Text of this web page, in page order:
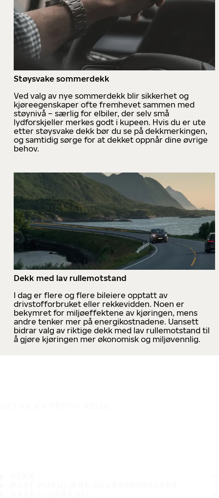
Støysvake sommerdekk
Ved valg av nye sommerdekk blir sikkerhet og
kjøreegenskaper ofte fremhevet sammen med
støynivå – særlig for elbiler, der selv små
lydforskjeller merkes godt i kupeen. Hvis du er ute
etter støysvake dekk bør du se på dekkmerkingen,
og samtidig sørge for at dekket oppnår dine øvrige
behov.
Dekk med lav rullemotstand
I dag er flere og flere bileiere opptatt av
drivstofforbruket eller rekkevidden. Noen er
bekymret for miljøeffektene av kjøringen, mens
andre tenker mer på energikostnadene. Uansett
bidrar valg av riktige dekk med lav rullemotstand til
å gjøre kjøringen mer økonomisk og miljøvennlig.